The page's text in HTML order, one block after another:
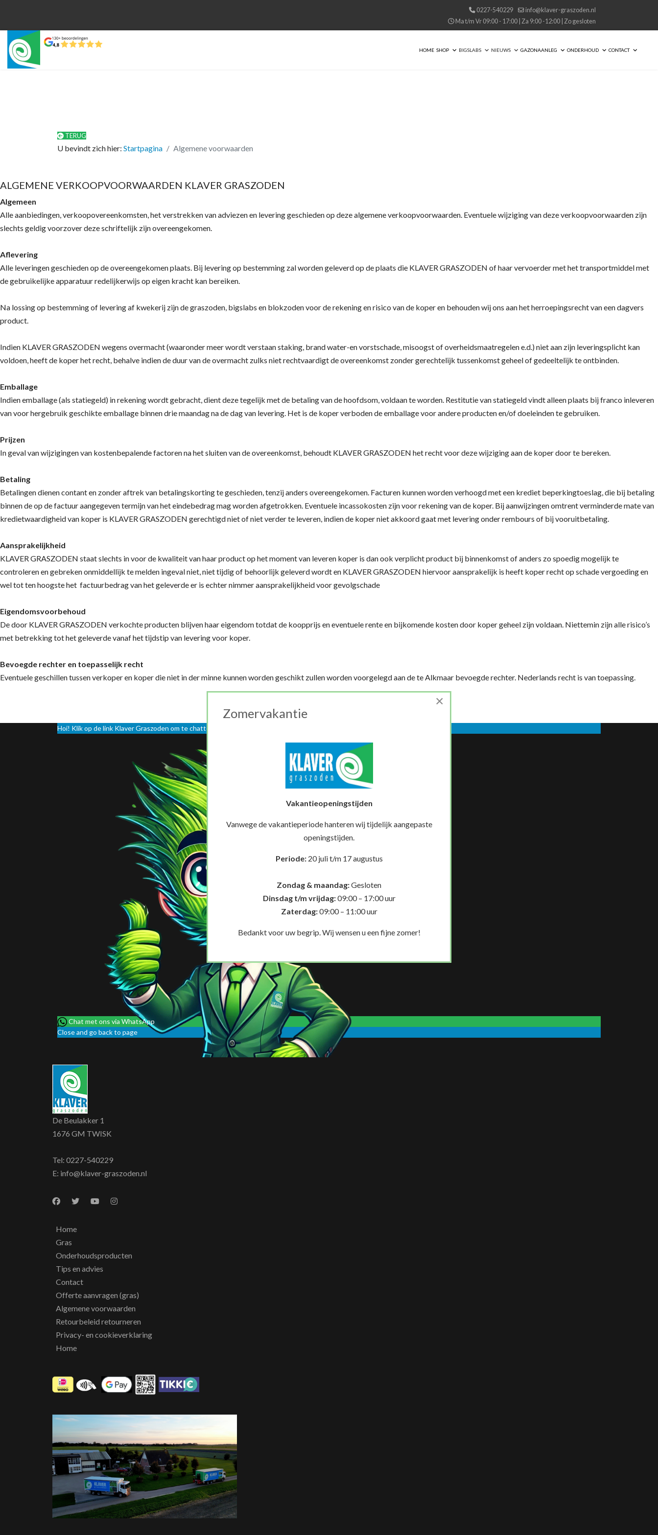
0227-540229
info@klaver-graszoden.nl
Ma t/m Vr 09:00 - 17:00 | Za 9:00 -12:00 | Zo gesloten
HOME SHOP BIGSLABS NIEUWS GAZONAANLEG ONDERHOUD CONTACT
TERUG
U bevindt zich hier: Startpagina Algemene voorwaarden
ALGEMENE VERKOOPVOORWAARDEN KLAVER GRASZODEN
Algemeen
Alle aanbiedingen, verkoopovereenkomsten, het verstrekken van adviezen en levering geschieden op deze algemene verkoopvoorwaarden. Eventuele wijziging van deze verkoopvoorwaarden zijn
slechts geldig voorzover deze schriftelijk zijn overeengekomen.
Aflevering
Alle leveringen geschieden op de overeengekomen plaats. Bij levering op bestemming zal worden geleverd op de plaats die KLAVER GRASZODEN of haar vervoerder met het transportmiddel met
de gebruikelijke apparatuur redelijkerwijs op eigen kracht kan bereiken.
Na lossing op bestemming of levering af kwekerij zijn de graszoden, bigslabs en blokzoden voor de rekening en risico van de koper en behouden wij ons aan het herroepingsrecht van een dagvers
product.
Indien KLAVER GRASZODEN wegens overmacht (waaronder meer wordt verstaan staking, brand water-en vorstschade, misoogst of overheidsmaatregelen e.d.) niet aan zijn leveringsplicht kan
voldoen, heeft de koper het recht, behalve indien de duur van de overmacht zulks niet rechtvaardigt de overeenkomst zonder gerechtelijk tussenkomst geheel of gedeeltelijk te ontbinden.
Emballage
Indien emballage (als statiegeld) in rekening wordt gebracht, dient deze tegelijk met de betaling van de hoofdsom, voldaan te worden. Restitutie van statiegeld vindt alleen plaats bij franco inleveren
van voor hergebruik geschikte emballage binnen drie maandag na de dag van levering. Het is de koper verboden de emballage voor andere producten en/of doeleinden te gebruiken.
Prijzen
In geval van wijzigingen van kostenbepalende factoren na het sluiten van de overeenkomst, behoudt KLAVER GRASZODEN het recht voor deze wijziging aan de koper door te bereken.
Betaling
Betalingen dienen contant en zonder aftrek van betalingskorting te geschieden, tenzij anders overeengekomen. Facturen kunnen worden verhoogd met een krediet beperkingtoeslag, die bij betaling
binnen de op de factuur aangegeven termijn van het eindebedrag mag worden afgetrokken. Eventuele incassokosten zijn voor rekening van de koper. Bij aanwijzingen omtrent verminderde mate van
kredietwaardigheid van koper is KLAVER GRASZODEN gerechtigd niet of niet verder te leveren, indien de koper niet akkoord gaat met levering onder rembours of bij vooruitbetaling.
Aansprakelijkheid
KLAVER GRASZODEN staat slechts in voor de kwaliteit van haar product op het moment van leveren koper is dan ook verplicht product bij binnenkomst of anders zo spoedig mogelijk te
controleren en gebreken onmiddellijk te melden ingeval niet, niet tijdig of behoorlijk geleverd wordt en KLAVER GRASZODEN hiervoor aansprakelijk is heeft koper recht op schade vergoeding en
wel tot ten hoogste het factuurbedrag van het geleverde er is echter nimmer aansprakelijkheid voor gevolgschade
Eigendomsvoorbehoud
De door KLAVER GRASZODEN verkochte producten blijven haar eigendom totdat de koopprijs en eventuele rente en bijkomende kosten door koper geheel zijn voldaan. Niettemin zijn alle risico’s
met betrekking tot het geleverde vanaf het tijdstip van levering voor koper.
Bevoegde rechter en toepasselijk recht
Eventuele geschillen tussen verkoper en koper die niet in der minne kunnen worden geschikt zullen worden voorgelegd aan de te Alkmaar bevoegde rechter. Nederlands recht is van toepassing.
Hoi! Klik op de link Klaver Graszoden om te chatten via WhatsApp of stuur een e-mail naar
Vertegenwoordiger
Chat met ons via WhatsApp
Close and go back to page
De Beulakker 1
1676 GM TWISK
Tel: 0227-540229
E: info@klaver-graszoden.nl
Home
Gras
Onderhoudsproducten
Tips en advies
Contact
Offerte aanvragen (gras)
Algemene voorwaarden
Retourbeleid retourneren
Privacy- en cookieverklaring
Home
×
Zomervakantie
Vakantieopeningstijden
Vanwege de vakantieperiode hanteren wij tijdelijk aangepaste
openingstijden.
Periode:20 juli t/m 17 augustus
Zondag & maandag:Gesloten
Dinsdag t/m vrijdag:09:00 – 17:00 uur
Zaterdag:09:00 – 11:00 uur
Bedankt voor uw begrip. Wij wensen u een fijne zomer!